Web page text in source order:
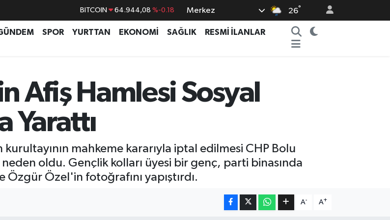
BITCOIN 64.944,08 %-0.18
DOLAR 47,7436 %0.18
GRAM ALTIN 6660.55 %0.03
BİST100 13.779 %-14
Merkez 26°
SPOR YURTTAN EKONOMİ SAĞLIK
RESMİ İLANLAR
Afiş Hamlesi Sosyal
Yarattı
mahkeme kararıyla iptal edilmesi CHP Bolu
oldu. Gençlik kolları üyesi bir genç, parti binasında
Özgür Özel'in fotoğrafını yapıştırdı.
A- A+